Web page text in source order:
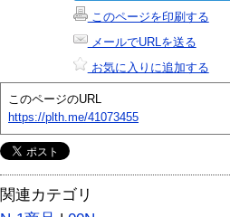
このページを印刷する
メールでURLを送る
お気に入りに追加する
このページのURL
https://plth.me/41073455
関連カテゴリ